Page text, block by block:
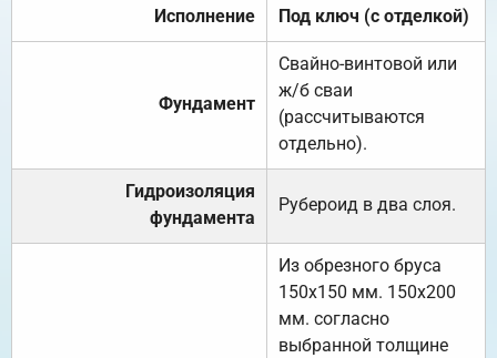
Исполнение Под ключ (с отделкой)
Фундамент
Свайно-винтовой или
ж/б сваи
(рассчитываются
отдельно).
Гидроизоляция
фундамента
Рубероид в два слоя.
Из обрезного бруса
150х150 мм. 150х200
мм. согласно
выбранной толщине